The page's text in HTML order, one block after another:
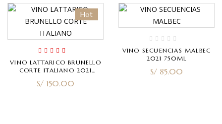
Hot
Rated5.00out
of 5
VINO LATTARICO BRUNELLO
CORTE ITALIANO 2021
S/ 150.00
VINO SECUENCIAS MALBEC
2021 750ML
S/ 85.00